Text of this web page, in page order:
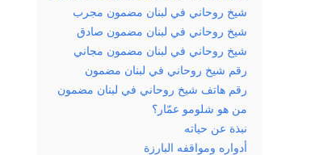
شيخ روحاني في لبنان مضمون مجرب
شيخ روحاني في لبنان مضمون صادق
شيخ روحاني في لبنان مضمون مجاني
رقم شيخ روحاني في لبنان مضمون
رقم هاتف شيخ روحاني في لبنان مضمون
من هو شلومو عمّار؟
نبذة عن حياته
أدواره ومواقفه البارزة